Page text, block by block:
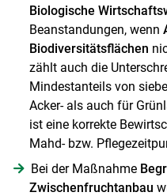
Biologische
Beanstandungen, wenn
Biodiversitätsflächen
zählt auch die
Mindestanteils von
Acker- als auch für
ist eine korrekte
Mahd- bzw.
Bei der Maßnahme
Zwischenfruchtanbau